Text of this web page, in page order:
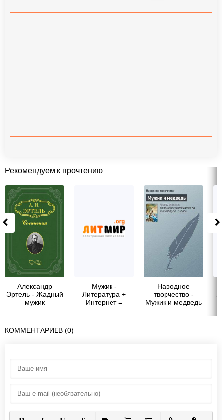
Рекомендуем к прочтению
Александр
Эртель - Жадный
мужик
Мужик -
Литература +
Интернет =
Народное
творчество -
Мужик и медведь
КОММЕНТАРИЕВ (0)